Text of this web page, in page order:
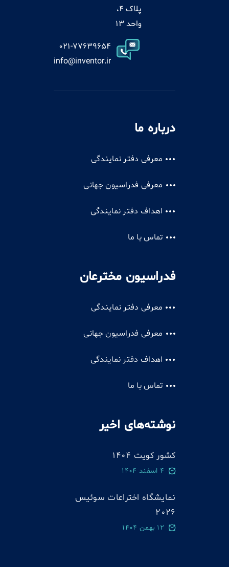
پلاک 4،
واحد 13
021-77639654
info@inventor.ir
درباره ما
معرفی دفتر نمایندگی
معرفی فدراسیون جهانی
اهداف دفتر نمایندگی
تماس با ما
فدراسیون مخترعان
معرفی دفتر نمایندگی
معرفی فدراسیون جهانی
اهداف دفتر نمایندگی
تماس با ما
نوشته‌های اخیر
کشور کویت 1404
4 اسفند 1404
نمایشگاه اختراعات سوئيس
2026
12 بهمن 1404